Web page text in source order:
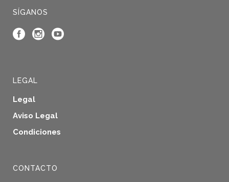
SÍGANOS
LEGAL
Legal
Aviso Legal
Condiciones
CONTACTO